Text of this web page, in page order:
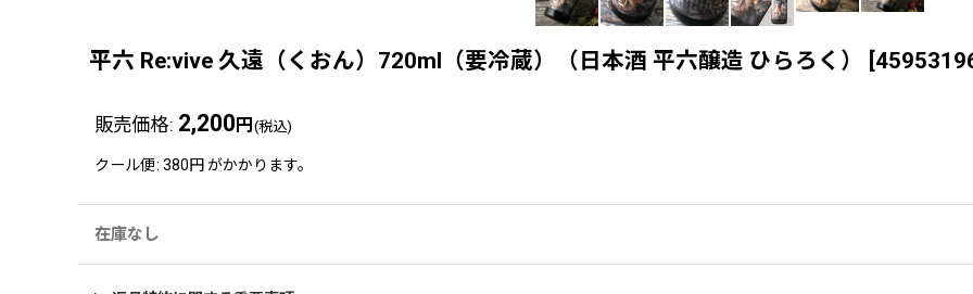
平六 Re:vive 久遠（くおん）720ml（要冷蔵）（日本酒 平六醸造 ひらろく） [
販売価格: 2,200 円 (税込)
クール便: 380円 がかかります。
在庫なし